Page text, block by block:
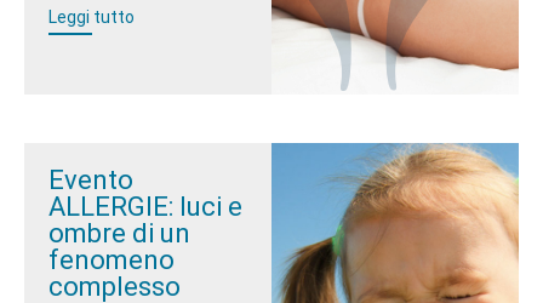
Leggi tutto
Evento
ALLERGIE: luci e
ombre di un
fenomeno
complesso